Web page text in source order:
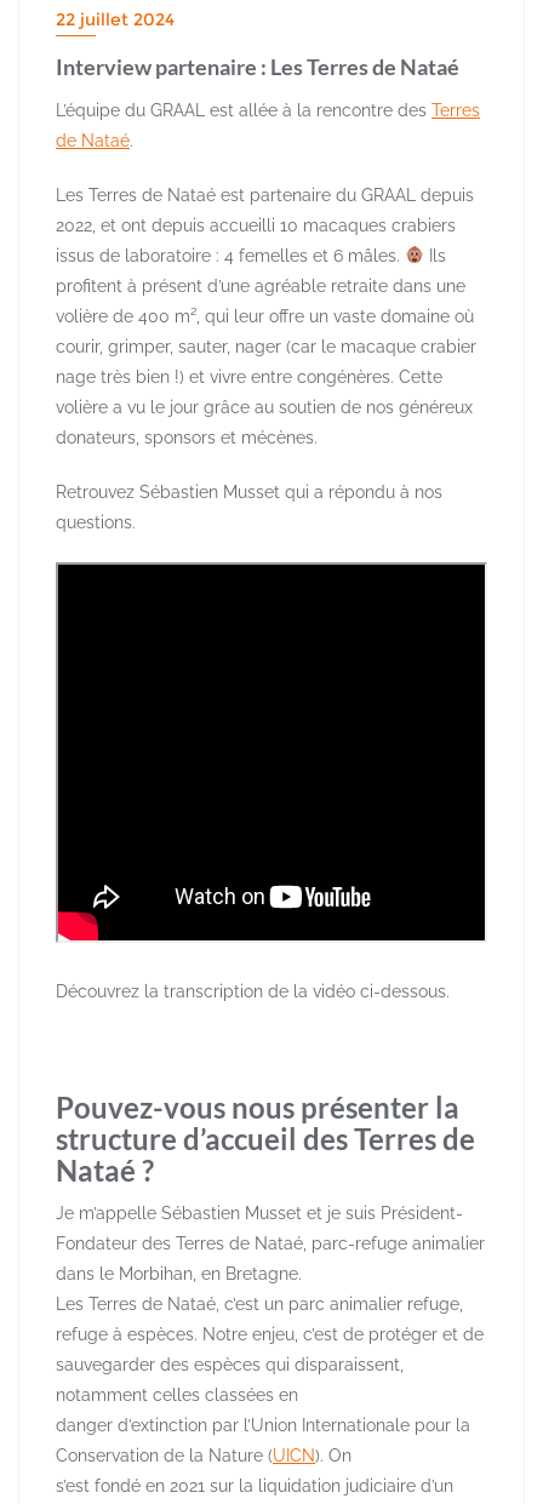
22 juillet 2024
Interview partenaire : Les Terres de Nataé
’équipe du GRAAL est allée à la rencontre des Terres
de Nataé.
Les Terres de Nataé est partenaire du GRAAL depuis
2022, et ont depuis accueilli 10 macaques crabiers
issus de laboratoire : 4 femelles et 6 mâles.
Ils
profitent à présent d’une agréable retraite dans une
volière de 400 m², qui leur offre un vaste domaine où
courir, grimper, sauter, nager (car le macaque crabier
nage très bien !) et vivre entre congénères. Cette
volière a vu le jour grâce au soutien de nos généreux
donateurs, sponsors et mécènes.
Retrouvez Sébastien Musset qui a répondu à nos
questions.
Découvrez la transcription de la vidéo ci-dessous.
Pouvez-vous nous présenter la
structure d’accueil des Terres de
Nataé ?
Je m’appelle Sébastien Musset et je suis Président-
Fondateur des Terres de Nataé, parc-refuge animalier
dans le Morbihan, en Bretagne.
Les Terres de Nataé, c’est un parc animalier refuge,
refuge à espèces. Notre enjeu, c’est de protéger et de
sauvegarder des espèces qui disparaissent,
notamment celles classées en
danger d’extinction par l’Union Internationale pour la
Conservation de la Nature (UICN). On
s’est fondé en 2021 sur la liquidation judiciaire d’un